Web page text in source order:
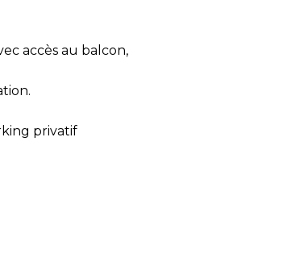
accès au balcon,
privatif